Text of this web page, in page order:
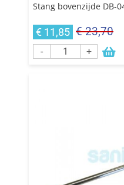
Stang bovenzijde DB-
€ 11,85 € 23,70
- +